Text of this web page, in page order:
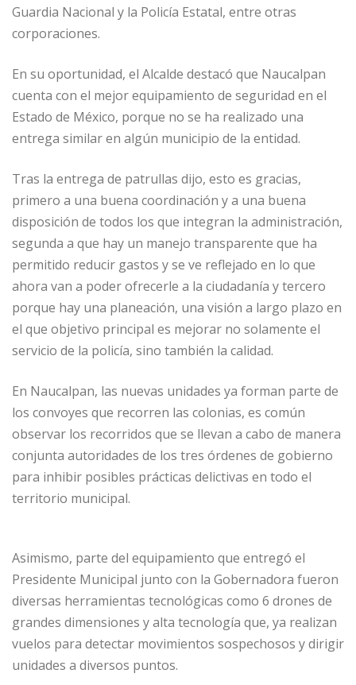
Guardia Nacional y la Policía Estatal, entre otras
corporaciones.
En su oportunidad, el Alcalde destacó que Naucalpan
cuenta con el mejor equipamiento de seguridad en el
Estado de México, porque no se ha realizado una
entrega similar en algún municipio de la entidad.
Tras la entrega de patrullas dijo, esto es gracias,
primero a una buena coordinación y a una buena
disposición de todos los que integran la administración,
segunda a que hay un manejo transparente que ha
permitido reducir gastos y se ve reflejado en lo que
ahora van a poder ofrecerle a la ciudadanía y tercero
porque hay una planeación, una visión a largo plazo en
el que objetivo principal es mejorar no solamente el
servicio de la policía, sino también la calidad.
En Naucalpan, las nuevas unidades ya forman parte de
los convoyes que recorren las colonias, es común
observar los recorridos que se llevan a cabo de manera
conjunta autoridades de los tres órdenes de gobierno
para inhibir posibles prácticas delictivas en todo el
territorio municipal.
Asimismo, parte del equipamiento que entregó el
Presidente Municipal junto con la Gobernadora fueron
diversas herramientas tecnológicas como 6 drones de
grandes dimensiones y alta tecnología que, ya realizan
vuelos para detectar movimientos sospechosos y dirigir
unidades a diversos puntos.